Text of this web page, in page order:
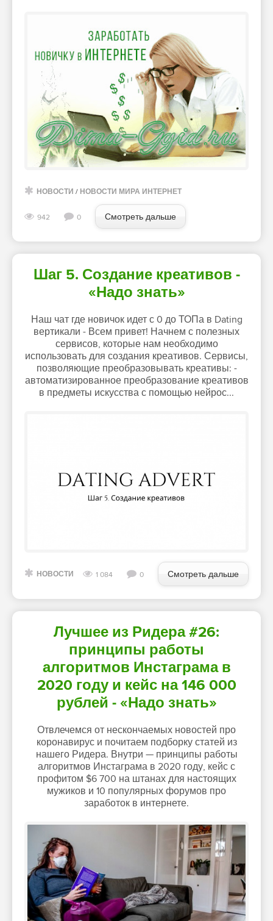
НОВОСТИ / НОВОСТИ МИРА ИНТЕРНЕТ
942 0 Смотреть дальше
Шаг 5. Создание креативов -
«Надо знать»
Наш чат где новичок идет с 0 до ТОПа в Dating
вертикали - Всем привет! Начнем с полезных
сервисов, которые нам необходимо
использовать для создания креативов. Сервисы,
позволяющие преобразовывать креативы: -
автоматизированное преобразование креативов
в предметы искусства с помощью нейрос...
НОВОСТИ 1 084 0 Смотреть дальше
Лучшее из Ридера #26:
принципы работы
алгоритмов Инстаграма в
2020 году и кейс на 146 000
рублей - «Надо знать»
Отвлечемся от нескончаемых новостей про
коронавирус и почитаем подборку статей из
нашего Ридера. Внутри — принципы работы
алгоритмов Инстаграма в 2020 году, кейс с
профитом $6 700 на штанах для настоящих
мужиков и 10 популярных форумов про
заработок в интернете.